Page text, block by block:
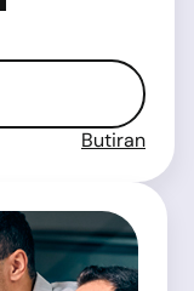
Butiran